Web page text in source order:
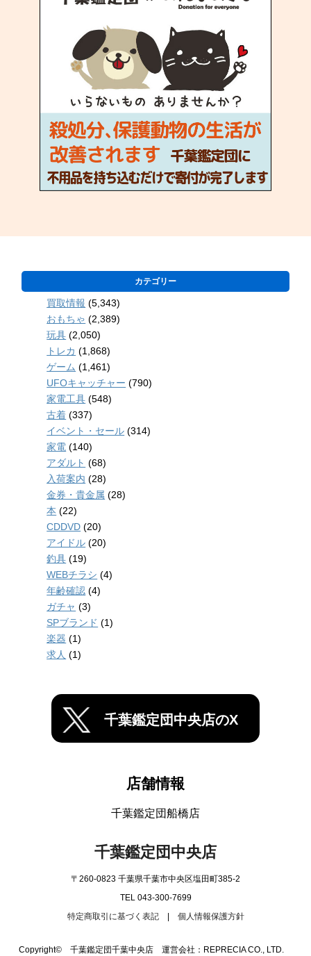
カテゴリー
買取情報 (5,343)
おもちゃ (2,389)
玩具 (2,050)
トレカ (1,868)
ゲーム (1,461)
UFOキャッチャー (790)
家電工具 (548)
古着 (337)
イベント・セール (314)
家電 (140)
アダルト (68)
入荷案内 (28)
金券・貴金属 (28)
本 (22)
CDDVD (20)
アイドル (20)
釣具 (19)
WEBチラシ (4)
年齢確認 (4)
ガチャ (3)
SPブランド (1)
楽器 (1)
求人 (1)
千葉鑑定団中央店のX
店舗情報
千葉鑑定団船橋店
千葉鑑定団中央店
〒260-0823 千葉県千葉市中央区塩田町385-2
TEL 043-300-7699
特定商取引に基づく表記| 個人情報保護方針
Copyright© 千葉鑑定団千葉中央店 運営会社：REPRECIA CO., LTD.